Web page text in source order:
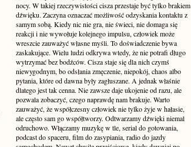
nocy. W takiej rzeczywistości cisza przestaje być tylko brakiem
dźwięku. Zaczyna oznaczać możliwość odzyskania kontaktu z
samym sobą. Kiedy nic nie gra, nie świeci, nie domaga się
reakcji i nie wywołuje kolejnego impulsu, człowiek może
wreszcie zauważyć własne myśli. To doświadczenie bywa
zaskakujące. Wielu ludzi odkrywa wtedy, że nie potrafi długo
wytrzymać bez bodźców. Cisza staje się dla nich czymś
niewygodnym, bo odsłania zmęczenie, niepokój, chaos albo
pytania, które od dawna były zagłuszane. A jednak właśnie
dlatego jest tak cenna. Nie zawsze daje ukojenie od razu, ale
pozwala zobaczyć, czego naprawdę nam brakuje. Warto
zauważyć, że współczesny człowiek nie tylko żyje w hałasie,
ale często sam go współtworzy. Odtwarzamy dźwięki niemal
odruchowo. Włączamy muzykę w tle, serial do gotowania,
podcast do spaceru, film do zasypiania, radio do jazdy